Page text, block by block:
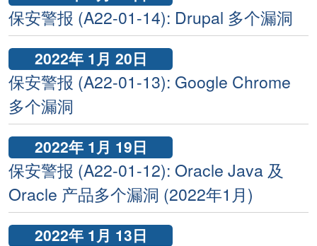
保安警报 (A22-01-14): Drupal 多个漏洞
2022年 1月 20日
保安警报 (A22-01-13): Google Chrome
多个漏洞
2022年 1月 19日
保安警报 (A22-01-12): Oracle Java 及
Oracle 产品多个漏洞 (2022年1月)
2022年 1月 13日